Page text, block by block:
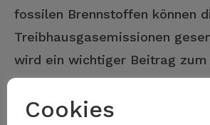
fossilen Brennstoffen können
Treibhausgasemissionen
wird ein wichtiger Beitrag
bis 2050 geleistet.
Cookies